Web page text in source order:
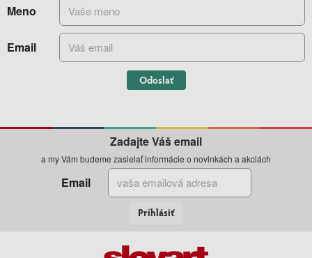
Meno
Email
Odoslať
Zadajte Váš email
a my Vám budeme zasielať informácie o novinkách a akciách
Email
Prihlásiť